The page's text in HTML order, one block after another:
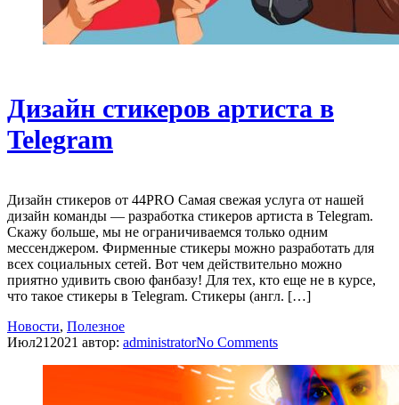
Дизайн стикеров артиста в
Telegram
Дизайн стикеров от 44PRO Самая свежая услуга от нашей
дизайн команды — разработка стикеров артиста в Telegram.
Скажу больше, мы не ограничиваемся только одним
мессенджером. Фирменные стикеры можно разработать для
всех социальных сетей. Вот чем действительно можно
приятно удивить свою фанбазу! Для тех, кто еще не в курсе,
что такое стикеры в Telegram. Стикеры (англ. […]
Новости, Полезное
Июл21 2021 автор: administratorNo Comments